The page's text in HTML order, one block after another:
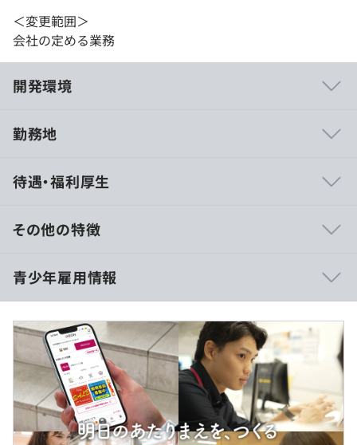
＜変更範囲＞
会社の定める業務
開発環境
勤務地
待遇・福利厚生
※固定残業代制ではありません。時間外勤務が発生した場
合は、時間外勤務手当が別途支給されます。
※該当する場合、住宅助成金（持家・賃貸とも社内規定に
より支給）の支給、もしくは社宅の提供が別途あります。
※上記とは別に以下支給がございます
・企業型確定拠出年金(DC)として別途3,700円/月を付与
・退職金として企業年金基金 (DB)1,500円/月を積立
その他の特徴
青少年雇用情報
過去３年間の新卒採用者数・離職者数
前年度 採用者数0人 離職者数0人
2年度前 採用者数0人 離職者数0人
3年度前 採用者数0人 離職者数0人